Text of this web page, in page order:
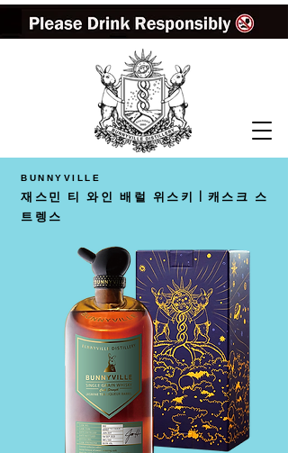
BUNNYVILLE
재스민 티 와인 배럴 위스키 | 캐스크 스
트렝스